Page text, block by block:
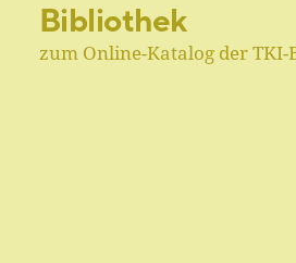
Bibliothek
zum Online-Katalog der